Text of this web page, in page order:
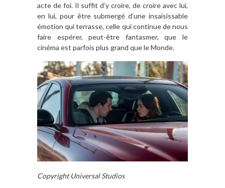
acte de foi. Il suffit d’y croire, de croire avec lui,
en lui, pour être submergé d’une insaisissable
émotion qui terrasse, celle qui continue de nous
faire espérer, peut-être fantasmer, que le
cinéma est parfois plus grand que le Monde.
Copyright Universal Studios